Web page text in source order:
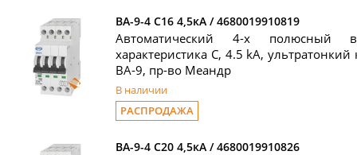
ВА-9-4 C16 4,5кА / 4680019910819
Автоматический 4-х полюсный
характеристика C, 4.5 kA,
ВА-9, пр-во Меандр
В наличии
РАСПРОДАЖА
ВА-9-4 C20 4,5кА / 4680019910826